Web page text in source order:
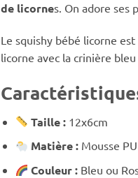
de licornes. On adore ses
Le squishy bébé licorne
licorne avec la crinière
Taille : 12x6cm
Matière : Mousse
Couleur : Bleu ou